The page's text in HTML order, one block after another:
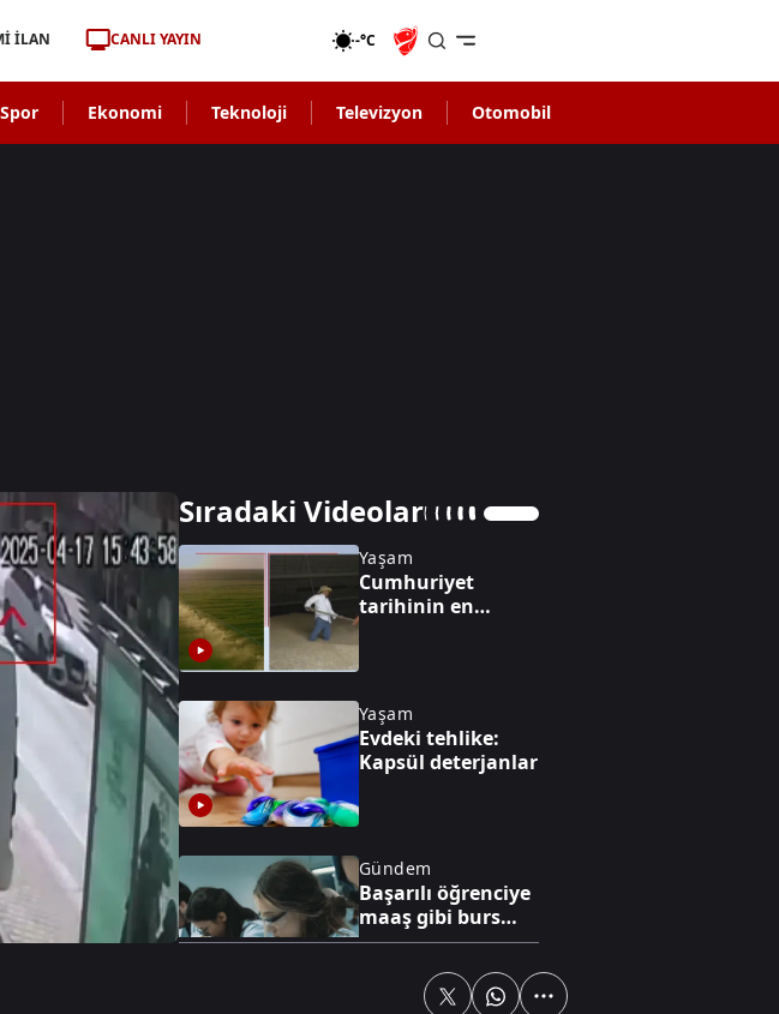
İLAN CANLI YAYIN -°C
Spor Ekonomi Teknoloji Televizyon Otomobil
Sıradaki Videolar
Yaşam
Cumhuriyet
tarihinin en
Yaşam
Evdeki tehlike:
Kapsül deterjanlar
Gündem
Başarılı öğrenciye
maaş gibi burs
desteği